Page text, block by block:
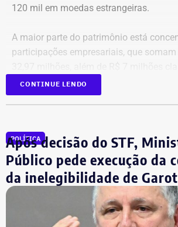
120 mil em moedas estrangeiras.
A maior parte do patrimônio está
participações empresariais, que
“valores de diversos créditos”. Também
relação imóveis, incluindo uma
sobre marca, modelo ou valor de
CONTINUE LENDO
POLÍTICA
Após decisão do STF,
Público pede execução da
da inelegibilidade de